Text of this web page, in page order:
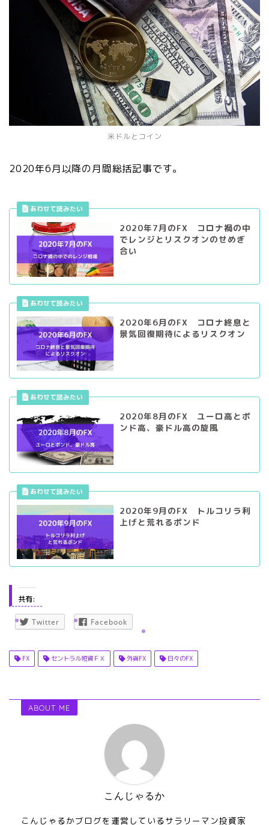
米ドルとコイン
2020年6月以降の月間総括記事です。
2020年7月のFX コロナ禍の中
でレンジとリスクオンのせめぎ
合い
2020年6月のFX コロナ終息と
景気回復期待によるリスクオン
2020年8月のFX ユーロ高とポ
ンド高、豪ドル高の旋風
2020年9月のFX トルコリラ利
上げと荒れるポンド
共有:
Twitter Facebook
FX セントラル短資ＦＸ 外貨FX 日々のFX
ABOUT ME
こんじゃるか
こんじゃるかブログを運営しているサラリーマン投資家